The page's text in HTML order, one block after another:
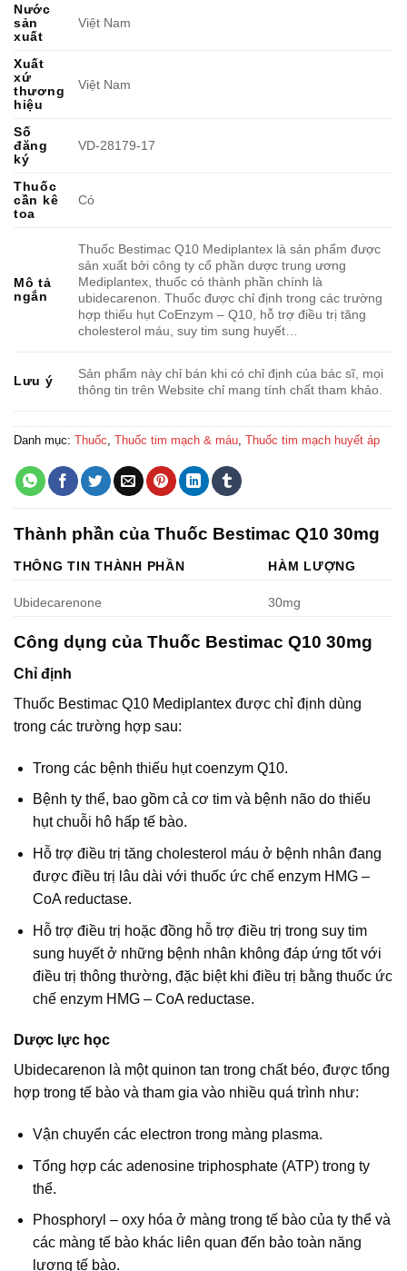
Nước
sản
xuất
Việt Nam
Xuất
xứ
thương
hiệu
Việt Nam
Số
đăng
ký
VD-28179-17
Thuốc
cần kê
toa
Có
Mô tả
ngắn
Thuốc Bestimac Q10 Mediplantex là sản phẩm được
sản xuất bởi công ty cổ phần dược trung ương
Mediplantex, thuốc có thành phần chính là
ubidecarenon. Thuốc được chỉ định trong các trường
hợp thiếu hụt CoEnzym – Q10, hỗ trợ điều trị tăng
cholesterol máu, suy tim sung huyết…
Lưu ý
Sản phẩm này chỉ bán khi có chỉ định của bác sĩ, mọi
thông tin trên Website chỉ mang tính chất tham khảo.
Danh mục: Thuốc Thuốc tim mạch & máu Thuốc tim mạch huyết áp
Thành phần của Thuốc Bestimac Q10 30mg
THÔNG TIN THÀNH PHẦN HÀM LƯỢNG
Ubidecarenone 30mg
Công dụng của Thuốc Bestimac Q10 30mg
Chỉ định
Thuốc Bestimac Q10 Mediplantex được chỉ định dùng
trong các trường hợp sau:
Trong các bệnh thiếu hụt coenzym Q10.
Bệnh ty thể, bao gồm cả cơ tim và bệnh não do thiếu
hụt chuỗi hô hấp tế bào.
Hỗ trợ điều trị tăng cholesterol máu ở bệnh nhân đang
được điều trị lâu dài với thuốc ức chế enzym HMG –
CoA reductase.
Hỗ trợ điều trị hoặc đồng hỗ trợ điều trị trong suy tim
sung huyết ở những bệnh nhân không đáp ứng tốt với
điều trị thông thường, đặc biệt khi điều trị bằng thuốc ức
chế enzym HMG – CoA reductase.
Dược lực học
Ubidecarenon là một quinon tan trong chất béo, được tổng
hợp trong tế bào và tham gia vào nhiều quá trình như:
Vận chuyển các electron trong màng plasma.
Tổng hợp các adenosine triphosphate (ATP) trong ty
thể.
Phosphoryl – oxy hóa ở màng trong tế bào của ty thể và
các màng tế bào khác liên quan đến bảo toàn năng
lượng tế bào.